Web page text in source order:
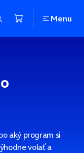
Menu
aký program si
volať a